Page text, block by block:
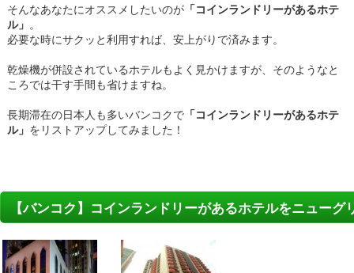
そんなあなたにオススメしたいのが 「コインランドリーがあるホテ
ル」 。
必要な時にサクッと利用すれば、安上がりで済みます。
乾燥機が併設されているホテルもよく見かけますが、そのようなと
ころでは干す手間も省けますね。
長期滞在の日本人も多いバンコクで 「コインランドリーがあるホテ
ル」 をリストアップしてみました！
【バンコク】コインランドリーがあるホテルをニュー